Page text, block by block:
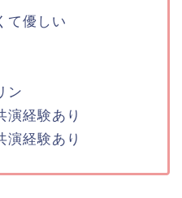
て優しい
ン
演経験あり
演経験あり